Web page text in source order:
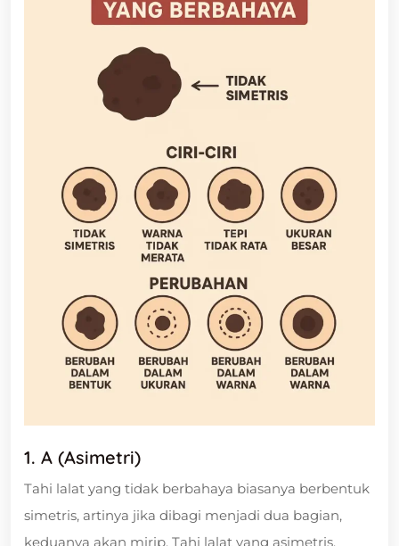
1. A (Asimetri)
Tahi lalat yang tidak berbahaya biasanya berbentuk
simetris, artinya jika dibagi menjadi dua bagian,
keduanya akan mirip. Tahi lalat yang asimetris,